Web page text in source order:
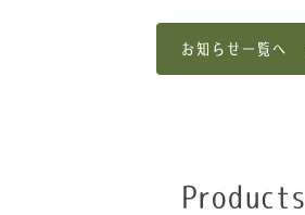
お知らせ一覧へ
Products